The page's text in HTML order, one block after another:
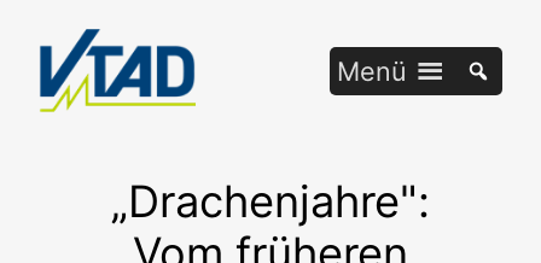
springen
Menü
„Drachenjahre":